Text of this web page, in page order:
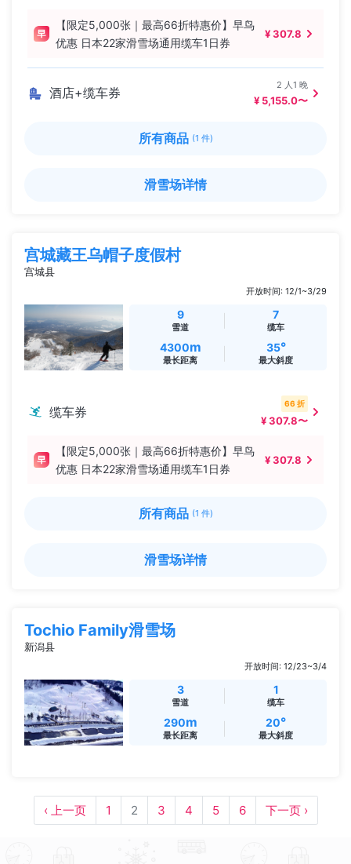
【限定5,000张｜最高66折特惠价】早鸟
优惠 日本22家滑雪场通用缆车1日券
¥ 307.8
酒店+缆车券
2 人1 晚
¥ 5,155.0〜
所有商品 (1 件)
滑雪场详情
宫城藏王乌帽子度假村
宫城县
开放时间: 12/1~3/29
9
雪道
7
缆车
4300m
最长距离
35°
最大斜度
缆车券
66 折
¥ 307.8〜
【限定5,000张｜最高66折特惠价】早鸟
优惠 日本22家滑雪场通用缆车1日券
¥ 307.8
所有商品 (1 件)
滑雪场详情
Tochio Family滑雪场
新潟县
开放时间: 12/23~3/4
3
雪道
1
缆车
290m
最长距离
20°
最大斜度
‹ 上一页 1 2 3 4 5 6 下一页 ›